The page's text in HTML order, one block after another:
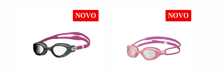
NOVO NOVO